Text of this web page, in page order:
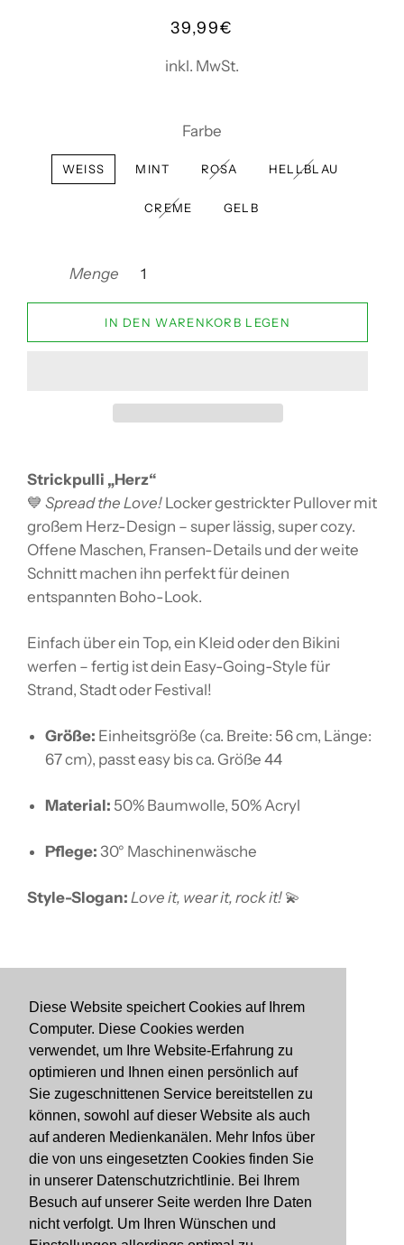
Diese Website speichert Cookies auf Ihrem
Computer. Diese Cookies werden
verwendet, um Ihre Website-Erfahrung zu
optimieren und Ihnen einen persönlich auf
Sie zugeschnittenen Service bereitstellen zu
können, sowohl auf dieser Website als auch
auf anderen Medienkanälen. Mehr Infos über
die von uns eingesetzten Cookies finden Sie
in unserer Datenschutzrichtlinie. Bei Ihrem
Besuch auf unserer Seite werden Ihre Daten
nicht verfolgt. Um Ihren Wünschen und
Normaler
Sonderpreis
39,99€
inkl. MwSt.
Farbe
WEISS MINT ROSA HELLBLAU
CREME GELB
Menge
IN DEN WARENKORB LEGEN
Strickpulli „Herz“
💙 Spread the Love! Locker gestrickter Pullover mit
großem Herz-Design – super lässig, super cozy.
Offene Maschen, Fransen-Details und der weite
Schnitt machen ihn perfekt für deinen
entspannten Boho-Look.
Einfach über ein Top, ein Kleid oder den Bikini
werfen – fertig ist dein Easy-Going-Style für
Strand, Stadt oder Festival!
Größe: Einheitsgröße (ca. Breite: 56 cm, Länge:
67 cm), passt easy bis ca. Größe 44
Material: 50% Baumwolle, 50% Acryl
Pflege: 30° Maschinenwäsche
Style-Slogan: Love it, wear it, rock it! 💫
Suchen
Impressum
Datenschutzerklärung
Allgemeine Geschäftsbedingungen
Retournieren
Facebook
Instagram